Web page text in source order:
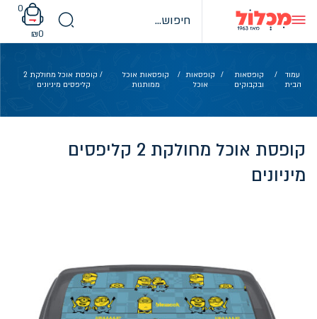
content
0
₪0
עמוד
הבית
/
קופסאות
ובקבוקים
/
קופסאות
אוכל
/
קופסאות אוכל
ממותגות
/ קופסת אוכל מחולקת 2
קליפסים מיניונים
קופסת אוכל מחולקת 2 קליפסים
מיניונים